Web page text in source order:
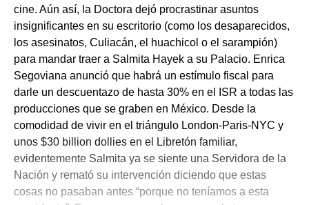
cine. Aún así, la Doctora dejó procrastinar asuntos
insignificantes en su escritorio (como los desaparecidos,
los asesinatos, Culiacán, el huachicol o el sarampión)
para mandar traer a Salmita Hayek a su Palacio. Enrica
Segoviana anunció que habrá un estímulo fiscal para
darle un descuentazo de hasta 30% en el ISR a todas las
producciones que se graben en México. Desde la
comodidad de vivir en el triángulo London-Paris-NYC y
unos $30 billion dollies en el Libretón familiar,
evidentemente Salmita ya se siente una Servidora de la
Nación y remató su intervención diciendo que estas
cosas no pasaban antes “porque no teníamos a esta